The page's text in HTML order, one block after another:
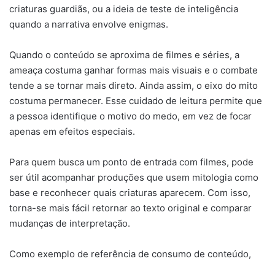
criaturas guardiãs, ou a ideia de teste de inteligência
quando a narrativa envolve enigmas.
Quando o conteúdo se aproxima de filmes e séries, a
ameaça costuma ganhar formas mais visuais e o combate
tende a se tornar mais direto. Ainda assim, o eixo do mito
costuma permanecer. Esse cuidado de leitura permite que
a pessoa identifique o motivo do medo, em vez de focar
apenas em efeitos especiais.
Para quem busca um ponto de entrada com filmes, pode
ser útil acompanhar produções que usem mitologia como
base e reconhecer quais criaturas aparecem. Com isso,
torna-se mais fácil retornar ao texto original e comparar
mudanças de interpretação.
Como exemplo de referência de consumo de conteúdo,